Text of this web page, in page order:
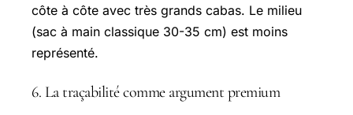
côte à côte avec très grands cabas. Le milieu
(sac à main classique 30-35 cm) est moins
représenté.
6. La traçabilité comme argument premium